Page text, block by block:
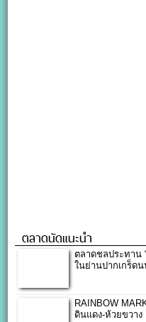
ตลาดนัดแนะนำ
ตลาดชลประทาน
ในย่านปากเกร็ดน
RAINBOW
ดินแดง-ห้วยขวาง